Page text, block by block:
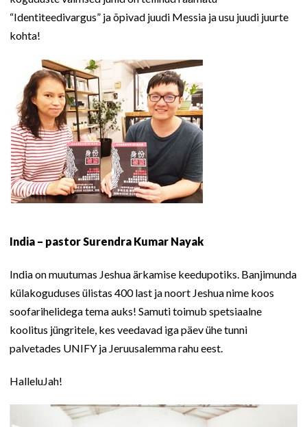
“Identiteedivargus” ja õpivad juudi Messia ja usu juudi juurte
kohta!
India – pastor Surendra Kumar Nayak
India on muutumas Jeshua ärkamise keedupotiks. Banjimunda
külakoguduses ülistas 400 last ja noort Jeshua nime koos
soofarihelidega tema auks! Samuti toimub spetsiaalne
koolitus jüngritele, kes veedavad iga päev ühe tunni
palvetades UNIFY ja Jeruusalemma rahu eest.
HalleluJah!